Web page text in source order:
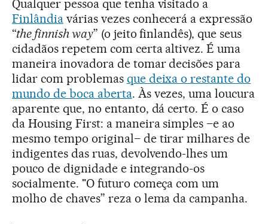
Qualquer pessoa que tenha visitado a
Finlândiavárias vezes conhecerá a expressão
“the finnish way” (o jeito finlandês), que seus
cidadãos repetem com certa altivez. É uma
maneira inovadora de tomar decisões para
lidar com problemas que deixa o restante do
mundo de boca aberta. Às vezes, uma loucura
aparente que, no entanto, dá certo. É o caso
da Housing First: a maneira simples –e ao
mesmo tempo original– de tirar milhares de
indigentes das ruas, devolvendo-lhes um
pouco de dignidade e integrando-os
socialmente. "O futuro começa com um
molho de chaves” reza o lema da campanha.